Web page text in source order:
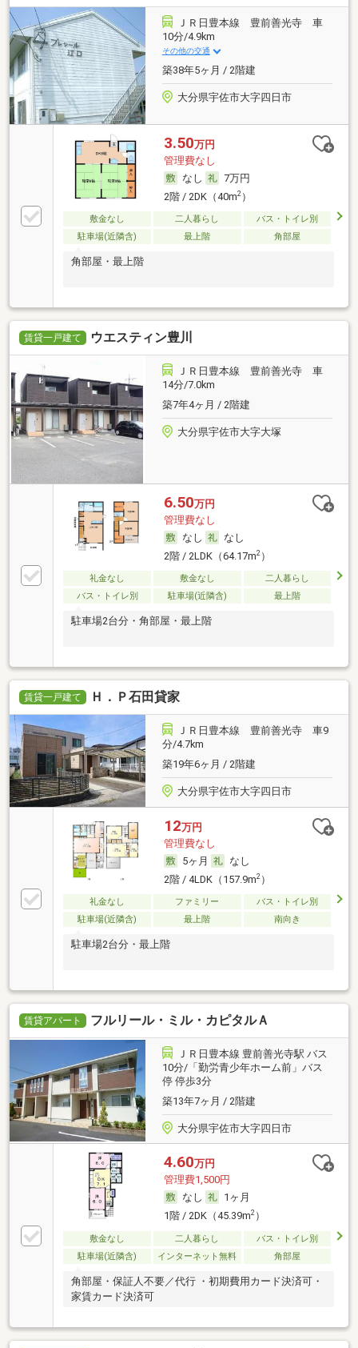
ＪＲ日豊本線 豊前善光寺 車
10分/4.9km
その他の交通
築38年5ヶ月 / 2階建
大分県宇佐市大字四日市
3.50万円
管理費なし
なし
7万円
2階 / 2DK（40m2）
敷金なし 二人暮らし
バス・トイレ別
駐車場(近隣含)
最上階 角部屋
角部屋・最上階
賃貸一戸建て ウエスティン豊川
ＪＲ日豊本線 豊前善光寺 車
14分/7.0km
築7年4ヶ月 / 2階建
大分県宇佐市大字大塚
6.50万円
管理費なし
なし
なし
2階 / 2LDK（64.17m2）
礼金なし 敷金なし
二人暮らし
バス・トイレ別
駐車場(近隣含) 最上階
駐車場2台分・角部屋・最上階
賃貸一戸建て Ｈ．Ｐ石田貸家
ＪＲ日豊本線 豊前善光寺 車9
分/4.7km
築19年6ヶ月 / 2階建
大分県宇佐市大字四日市
12万円
管理費なし
5ヶ月
なし
2階 / 4LDK（157.9m2）
礼金なし ファミリー
バス・トイレ別
駐車場(近隣含)
最上階 南向き
駐車場2台分・最上階
賃貸アパート フルリール・ミル・カピタルＡ
ＪＲ日豊本線 豊前善光寺駅 バス
10分/「勤労青少年ホーム前」バス
停 停歩3分
築13年7ヶ月 / 2階建
大分県宇佐市大字四日市
4.60万円
管理費1,500円
なし
1ヶ月
1階 / 2DK（45.39m2）
敷金なし 二人暮らし
バス・トイレ別
駐車場(近隣含)
インターネット無料 角部屋
角部屋・保証人不要／代行 ・初期費用カード決済可・
家賃カード決済可